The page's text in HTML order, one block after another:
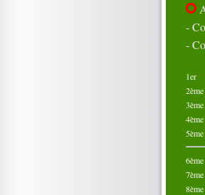
21
31
-
-
1er
2ème
3ème
4ème
5ème
6ème
7ème
8ème